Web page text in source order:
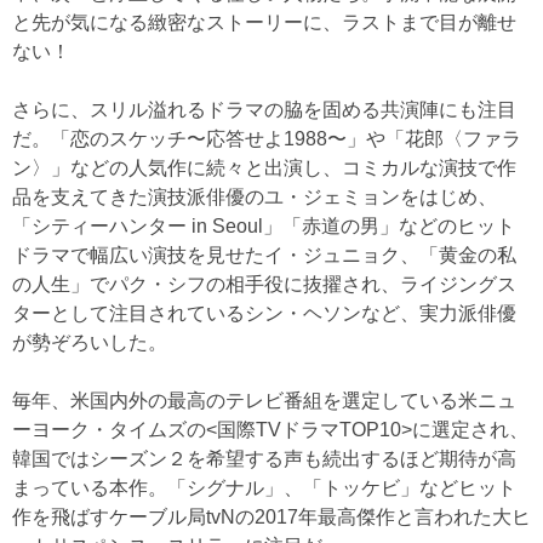
と先が気になる緻密なストーリーに、ラストまで目が離せ
ない！
さらに、スリル溢れるドラマの脇を固める共演陣にも注目
だ。「恋のスケッチ〜応答せよ1988〜」や「花郎〈ファラ
ン〉」などの人気作に続々と出演し、コミカルな演技で作
品を支えてきた演技派俳優のユ・ジェミョンをはじめ、
「シティーハンター in Seoul」「赤道の男」などのヒット
ドラマで幅広い演技を見せたイ・ジュニョク、「黄金の私
の人生」でパク・シフの相手役に抜擢され、ライジングス
ターとして注目されているシン・ヘソンなど、実力派俳優
が勢ぞろいした。
毎年、米国内外の最高のテレビ番組を選定している米ニュ
ーヨーク・タイムズの<国際TVドラマTOP10>に選定され、
韓国ではシーズン２を希望する声も続出するほど期待が高
まっている本作。「シグナル」、「トッケビ」などヒット
作を飛ばすケーブル局tvNの2017年最高傑作と言われた大ヒ